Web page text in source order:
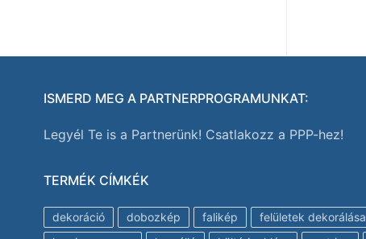
ISMERD MEG A PARTNERPROGRAMUNKAT:
Legyél Te is a Partnerünk! Csatlakozz a PPP-hez!
TERMÉK CÍMKÉK
dekoráció dobozkép falikép felületek dekorálása